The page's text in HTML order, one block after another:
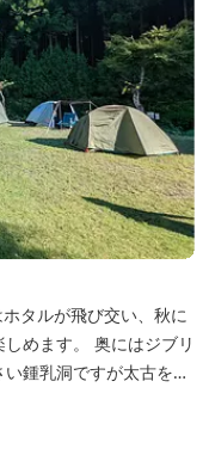
タルが飛び交い、秋に
にはジブリ
鍾乳洞ですが太古を想
トです。 wi-fi完
た近くには廃校を活用